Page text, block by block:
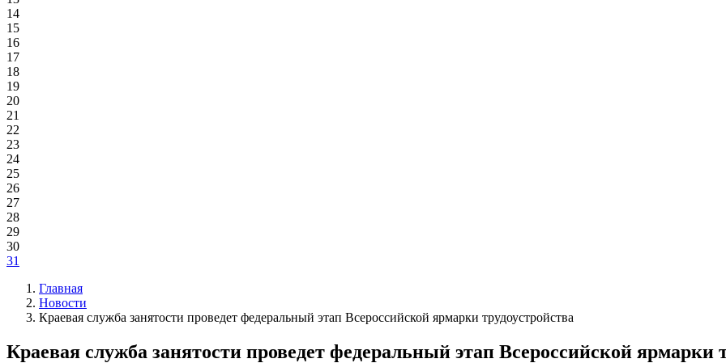
14
15
16
17
18
19
20
21
22
23
24
25
26
27
28
29
30
31
Главная
Новости
Краевая служба занятости проведет федеральный этап Всероссийской ярмарки трудоустройства
Краевая служба занятости проведет федеральный этап Всероссийской ярмарки